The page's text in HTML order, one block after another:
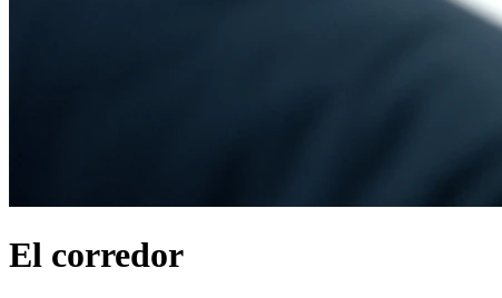
El corredor